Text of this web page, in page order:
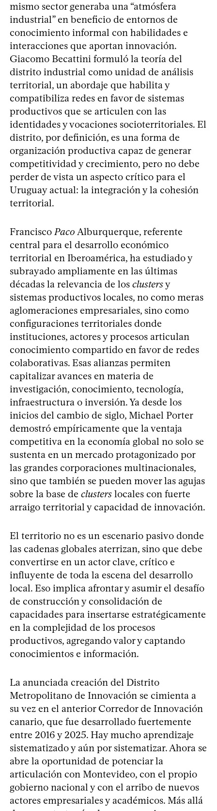
mismo sector generaba una “atmósfera
industrial” en beneficio de entornos de
conocimiento informal con habilidades e
interacciones que aportan innovación.
Giacomo Becattini formuló la teoría del
distrito industrial como unidad de análisis
territorial, un abordaje que habilita y
compatibiliza redes en favor de sistemas
productivos que se articulen con las
identidades y vocaciones socioterritoriales. El
distrito, por definición, es una forma de
organización productiva capaz de generar
competitividad y crecimiento, pero no debe
perder de vista un aspecto crítico para el
Uruguay actual: la integración y la cohesión
territorial.
FranciscoPaco Alburquerque, referente
central para el desarrollo económico
territorial en Iberoamérica, ha estudiado y
subrayado ampliamente en las últimas
décadas la relevancia de los clustersy
sistemas productivos locales, no como meras
aglomeraciones empresariales, sino como
configuraciones territoriales donde
instituciones, actores y procesos articulan
conocimiento compartido en favor de redes
colaborativas. Esas alianzas permiten
capitalizar avances en materia de
investigación, conocimiento, tecnología,
infraestructura o inversión. Ya desde los
inicios del cambio de siglo, Michael Porter
demostró empíricamente que la ventaja
competitiva en la economía global no solo se
sustenta en un mercado protagonizado por
las grandes corporaciones multinacionales,
sino que también se pueden mover las agujas
sobre la base de clusters locales con fuerte
arraigo territorial y capacidad de innovación.
El territorio no es un escenario pasivo donde
las cadenas globales aterrizan, sino que debe
convertirse en un actor clave, crítico e
influyente de toda la escena del desarrollo
local. Eso implica afrontar y asumir el desafío
de construcción y consolidación de
capacidades para insertarse estratégicamente
en la complejidad de los procesos
productivos, agregando valor y captando
conocimientos e información.
La anunciada creación del Distrito
Metropolitano de Innovación se cimienta a
su vez en el anterior Corredor de Innovación
canario, que fue desarrollado fuertemente
entre 2016 y 2025. Hay mucho aprendizaje
sistematizado y aún por sistematizar. Ahora se
abre la oportunidad de potenciar la
articulación con Montevideo, con el propio
gobierno nacional y con el arribo de nuevos
actores empresariales y académicos. Más allá